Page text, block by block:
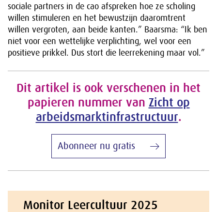
sociale partners in de cao afspreken hoe ze scholing
willen stimuleren en het bewustzijn daaromtrent
willen vergroten, aan beide kanten.” Baarsma: “Ik ben
niet voor een wettelijke verplichting, wel voor een
positieve prikkel. Dus stort die leerrekening maar vol.”
Dit artikel is ook verschenen in het
papieren nummer van Zicht op
arbeidsmarktinfrastructuur.
Abonneer nu gratis
Monitor Leercultuur 2025